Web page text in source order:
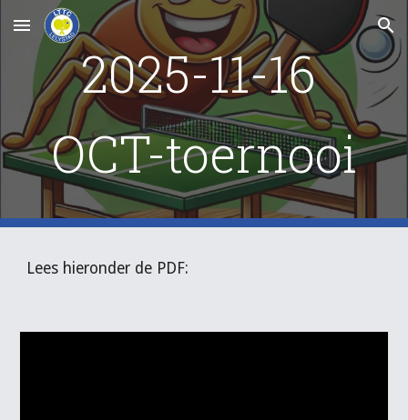
Skip to main content Skip to navigation
2025-11-16
OCT-toernooi
Lees hieronder de PDF: